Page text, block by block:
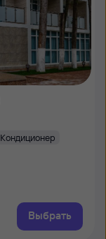
Кондиционер
Выбрать